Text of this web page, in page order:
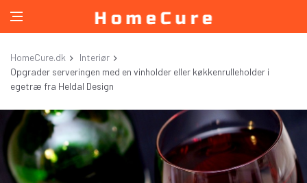
HomeCure.dk
Interiør
Opgrader serveringen med en vinholder eller køkkenrulleholder i
egetræ fra Heldal Design